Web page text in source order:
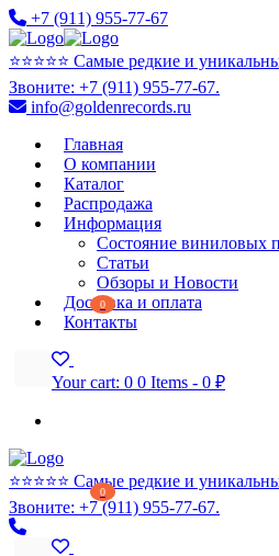
+7 (911) 955-77-67
⭐️⭐️⭐️⭐️⭐️ Самые редкие и
Звоните: +7 (911) 955-77-67.
info@goldenrecords.ru
Главная
О компании
Каталог
Распродажа
Информация
Состояние виниловых
Статьи
Обзоры и Новости
Доставка и оплата
Контакты
0
Your cart: 0 0 Items - 0 ₽
⭐️⭐️⭐️⭐️⭐️ Самые редкие и
Звоните: +7 (911) 955-77-67.
0